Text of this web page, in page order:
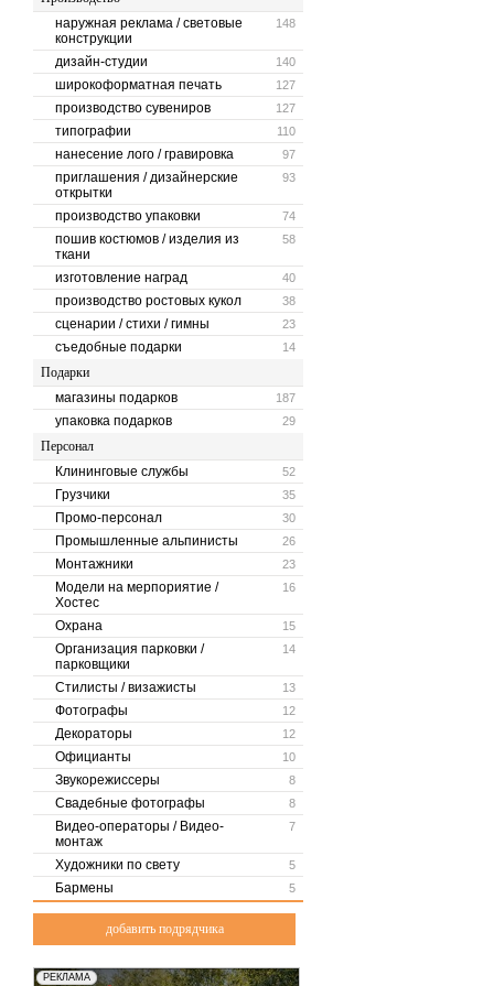
148
наружная реклама / световые
конструкции
140
дизайн-студии
127
широкоформатная печать
127
производство сувениров
110
типографии
97
нанесение лого / гравировка
93
приглашения / дизайнерские
открытки
74
производство упаковки
58
пошив костюмов / изделия из
ткани
40
изготовление наград
38
производство ростовых кукол
23
сценарии / стихи / гимны
14
съедобные подарки
Подарки
187
магазины подарков
29
упаковка подарков
Персонал
52
Клининговые службы
35
Грузчики
30
Промо-персонал
26
Промышленные альпинисты
23
Монтажники
16
Модели на мерпориятие /
Хостес
15
Охрана
14
Организация парковки /
парковщики
13
Стилисты / визажисты
12
Фотографы
12
Декораторы
10
Официанты
8
Звукорежиссеры
8
Свадебные фотографы
7
Видео-операторы / Видео-
монтаж
5
Художники по свету
5
Бармены
добавить подрядчика